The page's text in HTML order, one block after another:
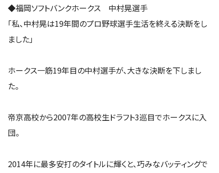
◆福岡ソフトバンクホークス 中村晃選手
「私、中村晃は19年間のプロ野球選手生活を終える決断をし
ました」
ホークス一筋19年目の中村選手が、大きな決断を下しまし
た。
帝京高校から2007年の高校生ドラフト3巡目でホークスに入
団。
2014年に最多安打のタイトルに輝くと、巧みなバッティングで